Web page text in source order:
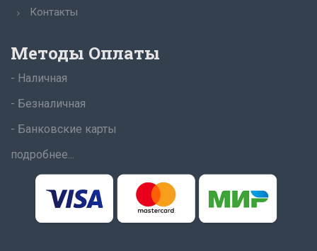
Контакты
Методы Оплаты
- Наличная
- Безналичная
- Банковские карты
подробнее...